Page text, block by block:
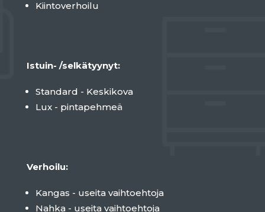
Kiintoverhoilu
Istuin- /selkätyynyt:
Standard - Keskikova
Lux - pintapehmeä
Verhoilu:
Kangas - useita vaihtoehtoja
Nahka - useita vaihtoehtoja